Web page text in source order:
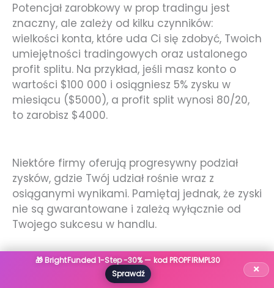
Potencjał zarobkowy w prop tradingu jest
znaczny, ale zależy od kilku czynników:
wielkości konta, które uda Ci się zdobyć, Twoich
umiejętności tradingowych oraz ustalonego
profit splitu. Na przykład, jeśli masz konto o
wartości $100 000 i osiągniesz 5% zysku w
miesiącu ($5000), a profit split wynosi 80/20,
to zarobisz $4000.
Niektóre firmy oferują progresywny podział
zysków, gdzie Twój udział rośnie wraz z
osiąganymi wynikami. Pamiętaj jednak, że zyski
nie są gwarantowane i zależą wyłącznie od
Twojego sukcesu w handlu.
Metodologia PropIndex
🎁 BrightFunded 1-Step -30% — kod PROPFIRMPL30
Sprawdź
×